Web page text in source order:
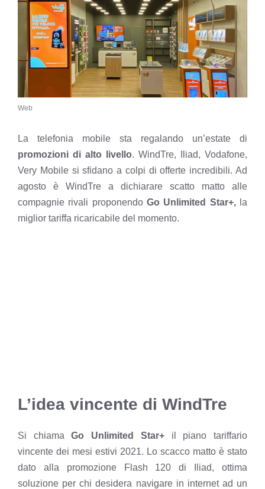
Web
La telefonia mobile sta regalando un’estate di
promozioni di alto livello. WindTre, Iliad, Vodafone,
Very Mobile si sfidano a colpi di offerte incredibili. Ad
agosto è WindTre a dichiarare scatto matto alle
compagnie rivali proponendo Go Unlimited Star+,la
miglior tariffa ricaricabile del momento.
L’idea vincente di WindTre
Si chiamaGo Unlimited Star+il piano tariffario
vincente dei mesi estivi 2021. Lo scacco matto è stato
dato alla promozione Flash 120 di Iliad, ottima
soluzione per chi desidera navigare in internet ad un